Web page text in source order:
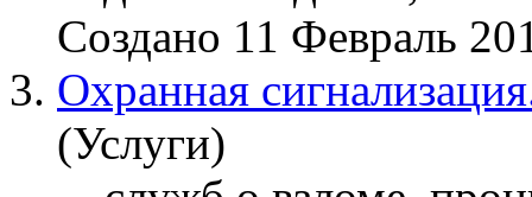
Создано 11 Февраль
3. Охранная
(Услуги)